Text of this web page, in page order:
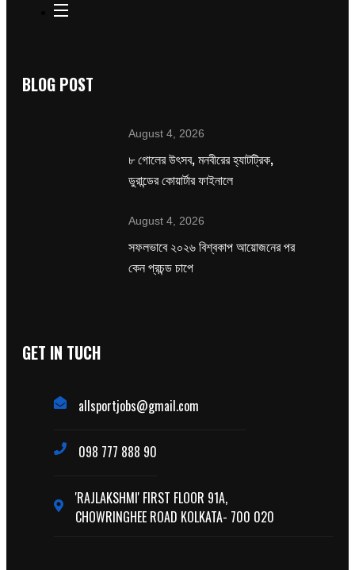
BLOG POST
August 4, 2026
৮ গোলের উৎসব, মনবীরের হ্যাটট্রিক,
ডুরান্ডের কোয়ার্টার ফাইনালে
August 4, 2026
সফলভাবে ২০২৬ বিশ্বকাপ আয়োজনের পর
কেন প্রচন্ড চাপে
GET IN TUCH
allsportjobs@gmail.com
098 777 888 90
'RAJLAKSHMI' FIRST FLOOR 91A,
CHOWRINGHEE ROAD KOLKATA- 700 020